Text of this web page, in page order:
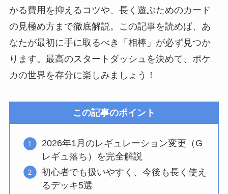
かる費用を抑えるコツや、長く遊ぶためのカード
の見極め方まで徹底解説。この記事を読めば、あ
なたが最初に手に取るべき「相棒」が必ず見つか
ります。最高のスタートダッシュを決めて、ポケ
カの世界を存分に楽しみましょう！
この記事のポイント
2026年1月のレギュレーション変更（G
レギュ落ち）を完全解説
初心者でも扱いやすく、今後も長く使え
るデッキ5選